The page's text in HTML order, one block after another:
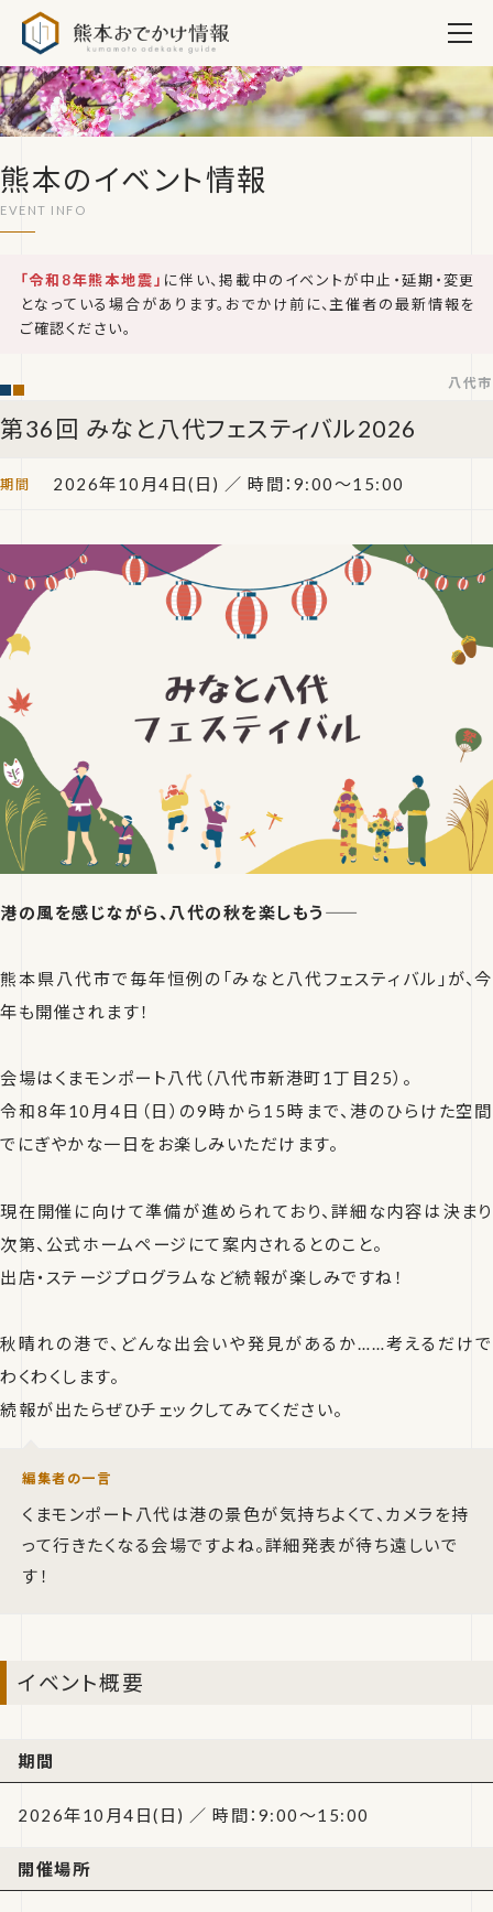
熊本のイベント情報
「令和8年熊本地震」 に伴い、掲載中のイベントが中止・延期・変更
となっている場合があります。おでかけ前に、主催者の最新情報を
ご確認ください。
第36回 みなと八代フェスティバル2026
八代市
2026年10月4日(日) ／ 時間：9:00〜15:00
港の風を感じながら、八代の秋を楽しもう――
熊本県八代市で毎年恒例の「みなと八代フェスティバル」が、今
年も開催されます！
会場はくまモンポート八代（八代市新港町1丁目25）。
令和8年10月4日（日）の9時から15時まで、港のひらけた空間
でにぎやかな一日をお楽しみいただけます。
現在開催に向けて準備が進められており、詳細な内容は決まり
次第、公式ホームページにて案内されるとのこと。
出店・ステージプログラムなど続報が楽しみですね！
秋晴れの港で、どんな出会いや発見があるか……考えるだけで
わくわくします。
続報が出たらぜひチェックしてみてください。
編集者の一言
くまモンポート八代は港の景色が気持ちよくて、カメラを持
って行きたくなる会場ですよね。詳細発表が待ち遠しいで
す！
イベント概要
期間
2026年10月4日(日) ／ 時間：9:00〜15:00
開催場所